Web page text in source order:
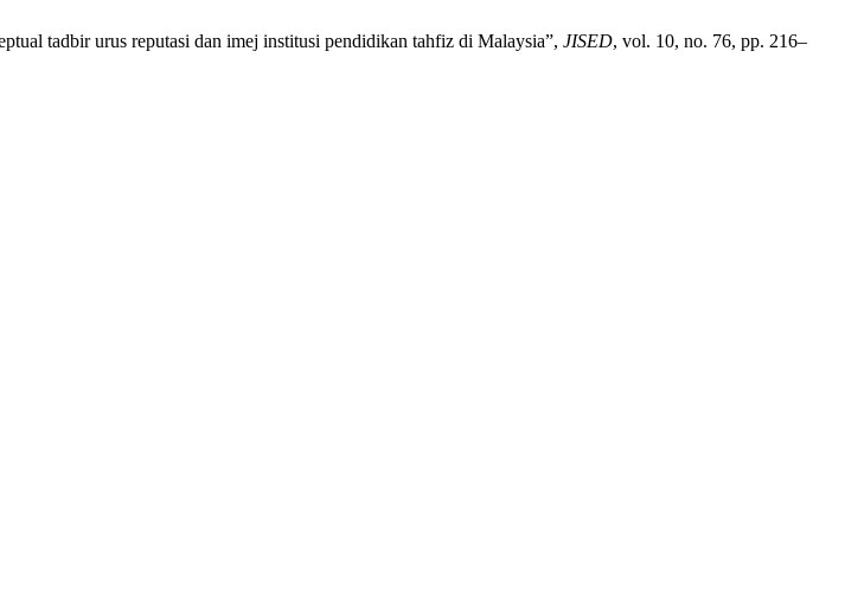
tadbir urus reputasi dan imej institusi pendidikan tahfiz di Malaysia”, JISED, vol. 10, no. 76, pp. 216–